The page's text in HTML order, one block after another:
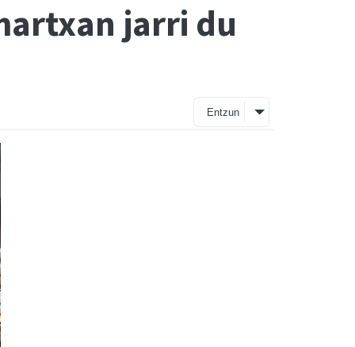
jarri du
Entzun